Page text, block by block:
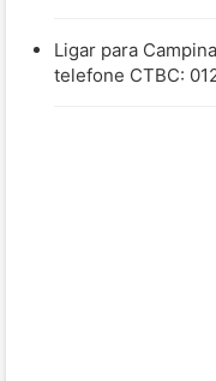
Ligar para
telefone CTBC: